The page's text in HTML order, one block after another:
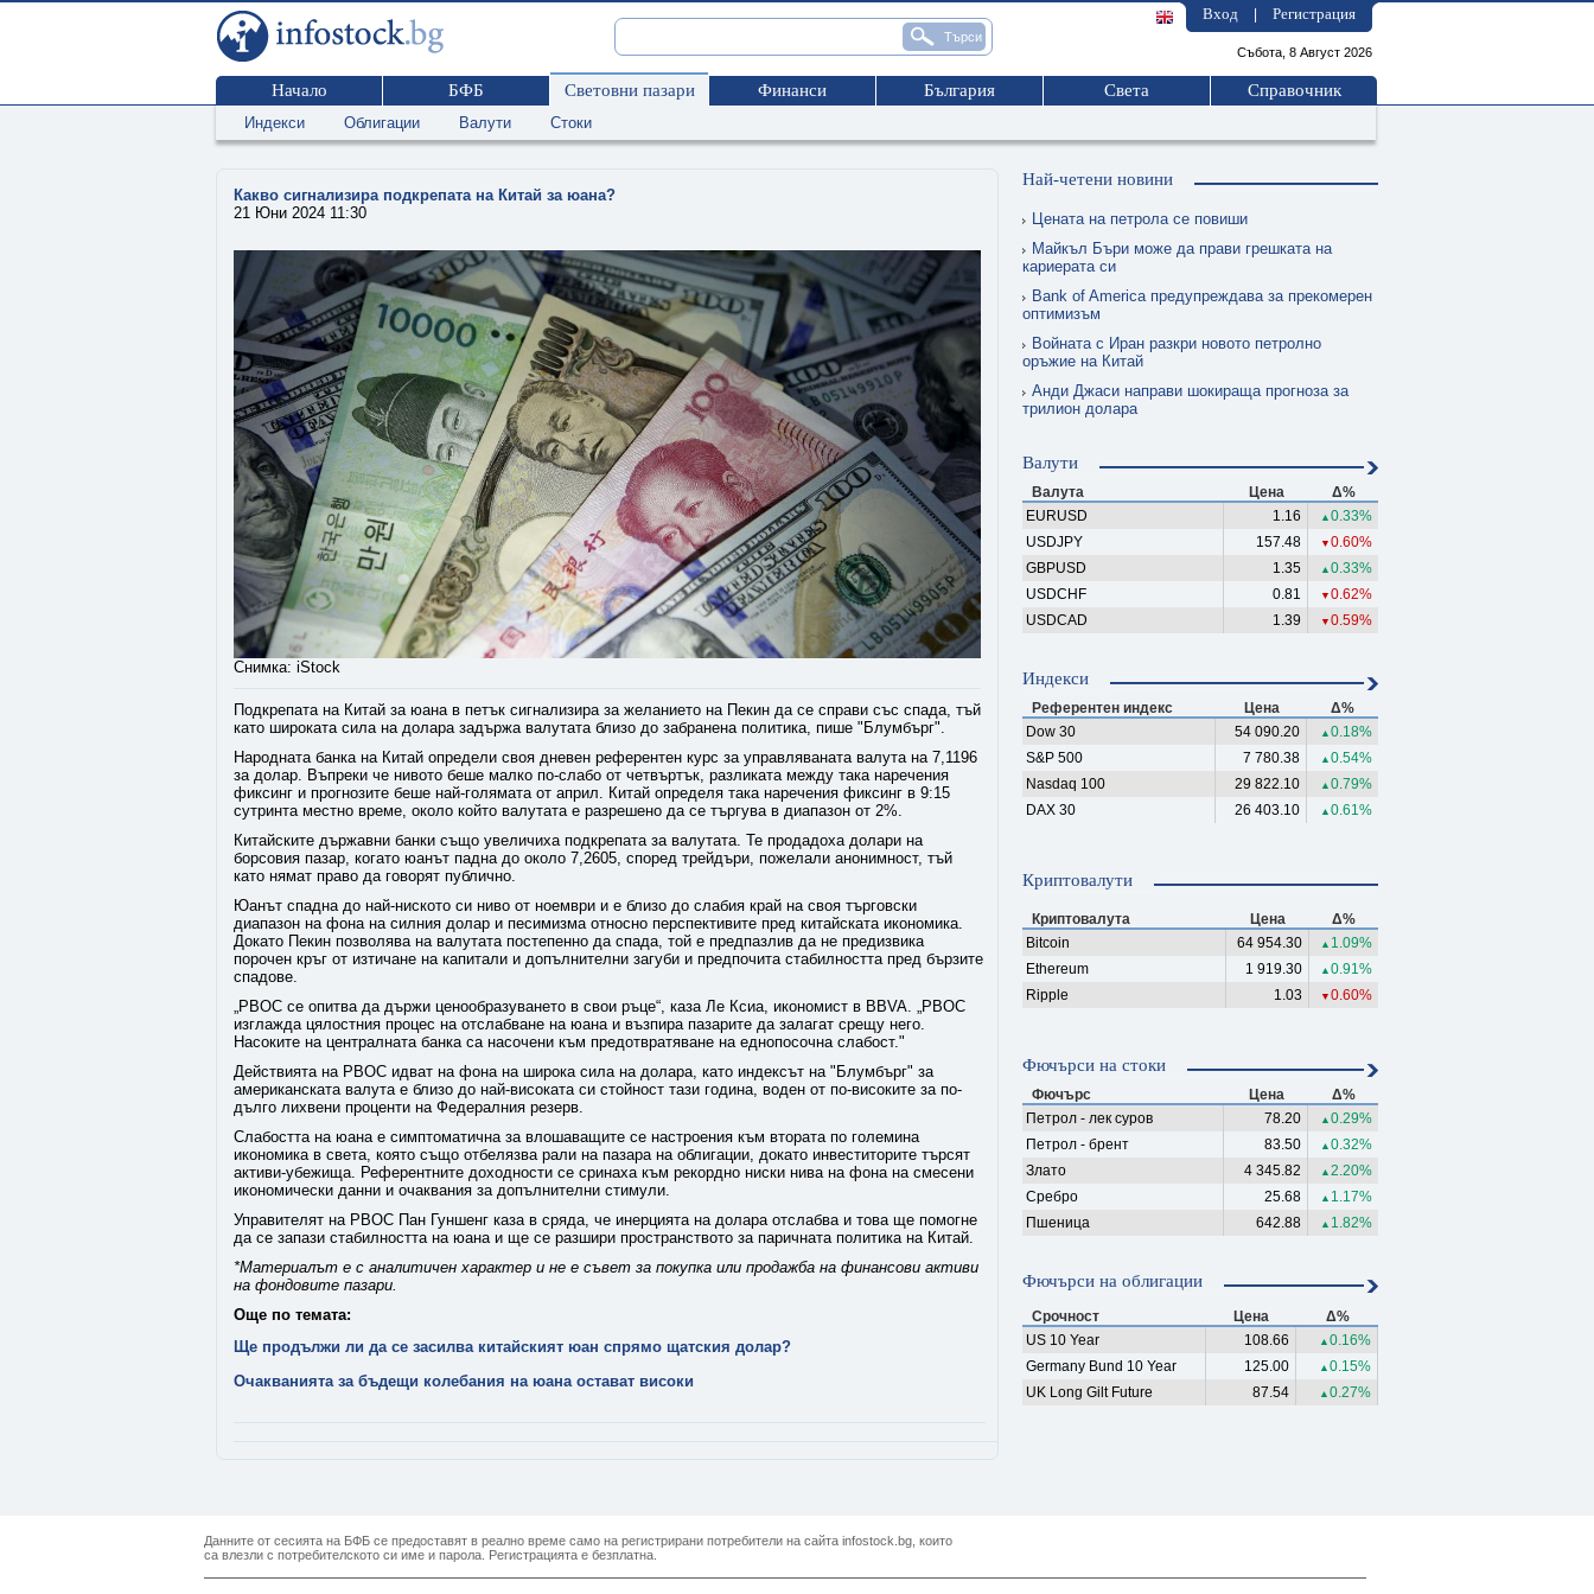
Вход Регистрация
Събота, 8 Август 2026
Начало БФБ Световни пазари Финанси България Света Справочник
Индекси Облигации Валути Стоки
Какво сигнализира подкрепата на Китай за юана?
21 Юни 2024 11:30
Снимка: iStock
Подкрепата на Китай за юана в петък сигнализира за желанието на Пекин да се справи със спада, тъй
като широката сила на долара задържа валутата близо до забранена политика, пише "Блумбърг".
Народната банка на Китай определи своя дневен референтен курс за управляваната валута на 7,1196
за долар. Въпреки че нивото беше малко по-слабо от четвъртък, разликата между така наречения
фиксинг и прогнозите беше най-голямата от април. Китай определя така наречения фиксинг в 9:15
сутринта местно време, около който валутата е разрешено да се търгува в диапазон от 2%.
Китайските държавни банки също увеличиха подкрепата за валутата. Те продадоха долари на
борсовия пазар, когато юанът падна до около 7,2605, според трейдъри, пожелали анонимност, тъй
като нямат право да говорят публично.
Юанът спадна до най-ниското си ниво от ноември и е близо до слабия край на своя търговски
диапазон на фона на силния долар и песимизма относно перспективите пред китайската икономика.
Докато Пекин позволява на валутата постепенно да спада, той е предпазлив да не предизвика
порочен кръг от изтичане на капитали и допълнителни загуби и предпочита стабилността пред бързите
спадове.
„PBOC се опитва да държи ценообразуването в свои ръце“, каза Ле Ксиа, икономист в BBVA. „PBOC
изглажда цялостния процес на отслабване на юана и възпира пазарите да залагат срещу него.
Насоките на централната банка са насочени към предотвратяване на еднопосочна слабост."
Действията на PBOC идват на фона на широка сила на долара, като индексът на "Блумбърг" за
американската валута е близо до най-високата си стойност тази година, воден от по-високите за по-
дълго лихвени проценти на Федералния резерв.
Слабостта на юана е симптоматична за влошаващите се настроения към втората по големина
икономика в света, която също отбелязва рали на пазара на облигации, докато инвеститорите търсят
активи-убежища. Референтните доходности се сринаха към рекордно ниски нива на фона на смесени
икономически данни и очаквания за допълнителни стимули.
Управителят на PBOC Пан Гуншенг каза в сряда, че инерцията на долара отслабва и това ще помогне
да се запази стабилността на юана и ще се разшири пространството за паричната политика на Китай.
*Материалът е с аналитичен характер и не е съвет за покупка или продажба на финансови активи
на фондовите пазари.
Още по темата:
Ще продължи ли да се засилва китайският юан спрямо щатския долар?
Очакванията за бъдещи колебания на юана остават високи
Най-четени новини
Цената на петрола се повиши
Майкъл Бъри може да прави грешката на
кариерата си
Bank of America предупреждава за прекомерен
оптимизъм
Войната с Иран разкри новото петролно
оръжие на Китай
Анди Джаси направи шокираща прогноза за
трилион долара
Валути
Валута Цена
Δ%
EURUSD
1.16 ▲ 0.33%
USDJPY
157.48 ▼ 0.60%
GBPUSD
1.35 ▲ 0.33%
USDCHF
0.81 ▼ 0.62%
USDCAD
1.39 ▼ 0.59%
Индекси
Референтен индекс Цена
Δ%
Dow 30
54 090.20 ▲ 0.18%
S&P 500
7 780.38 ▲ 0.54%
Nasdaq 100
29 822.10 ▲ 0.79%
DAX 30
26 403.10 ▲ 0.61%
Криптовалути
Криптовалута Цена
Δ%
Bitcoin
64 954.30 ▲ 1.09%
Ethereum
1 919.30 ▲ 0.91%
Ripple
1.03 ▼ 0.60%
Фючърси на стоки
Фючърс Цена
Δ%
Петрол - лек суров
78.20 ▲ 0.29%
Петрол - брент
83.50 ▲ 0.32%
Злато
4 345.82 ▲ 2.20%
Сребро
25.68 ▲ 1.17%
Пшеница
642.88 ▲ 1.82%
Фючърси на облигации
Срочност Цена
Δ%
US 10 Year
108.66 ▲ 0.16%
Germany Bund 10 Year
125.00 ▲ 0.15%
UK Long Gilt Future
87.54 ▲ 0.27%
Данните от сесията на БФБ се предоставят в реално време само на регистрирани потребители на сайта infostock.bg, които
са влезли с потребителското си име и парола. Регистрацията е безплатна.